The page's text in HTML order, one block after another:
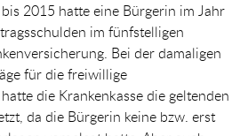
2015 hatte eine Bürgerin im Jahr
im fünfstelligen
Bei der damaligen
für die freiwillige
die Krankenkasse die geltenden
da die Bürgerin keine bzw. erst